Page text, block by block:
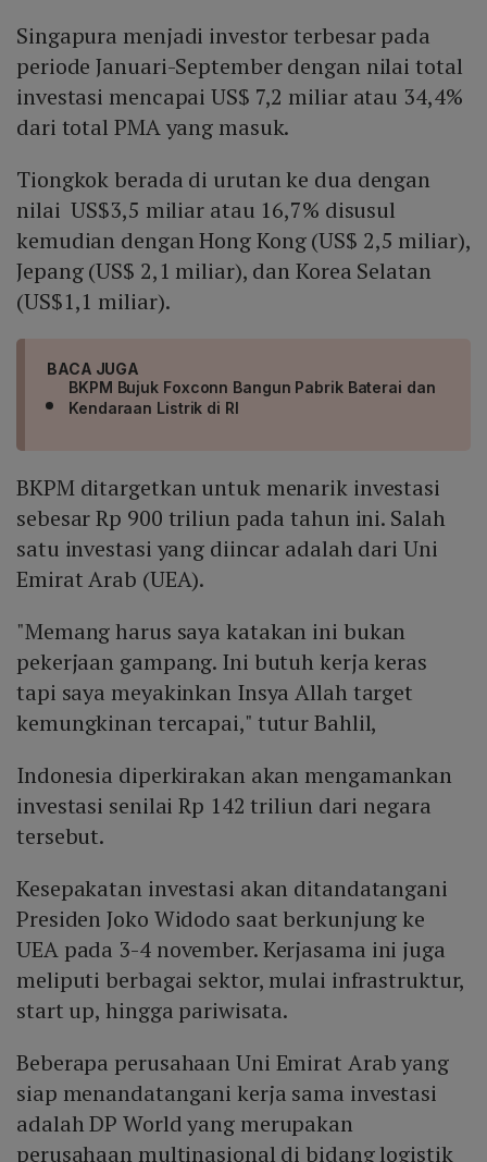
Singapura menjadi investor terbesar pada
periode Januari-September dengan nilai total
investasi mencapai US$ 7,2 miliar atau 34,4%
dari total PMA yang masuk.
Tiongkok berada di urutan ke dua dengan
nilai US$3,5 miliar atau 16,7% disusul
kemudian dengan Hong Kong (US$ 2,5 miliar),
Jepang (US$ 2,1 miliar), dan Korea Selatan
(US$1,1 miliar).
BACA JUGA
BKPM Bujuk Foxconn Bangun Pabrik Baterai dan
Kendaraan Listrik di RI
BKPM ditargetkan untuk menarik investasi
sebesar Rp 900 triliun pada tahun ini. Salah
satu investasi yang diincar adalah dari Uni
Emirat Arab (UEA).
"Memang harus saya katakan ini bukan
pekerjaan gampang. Ini butuh kerja keras
tapi saya meyakinkan Insya Allah target
kemungkinan tercapai," tutur Bahlil,
Indonesia diperkirakan akan mengamankan
investasi senilai Rp 142 triliun dari negara
tersebut.
Kesepakatan investasi akan ditandatangani
Presiden Joko Widodo saat berkunjung ke
UEA pada 3-4 november. Kerjasama ini juga
meliputi berbagai sektor, mulai infrastruktur,
start up, hingga pariwisata.
Beberapa perusahaan Uni Emirat Arab yang
siap menandatangani kerja sama investasi
adalah DP World yang merupakan
perusahaan multinasional di bidang logistik